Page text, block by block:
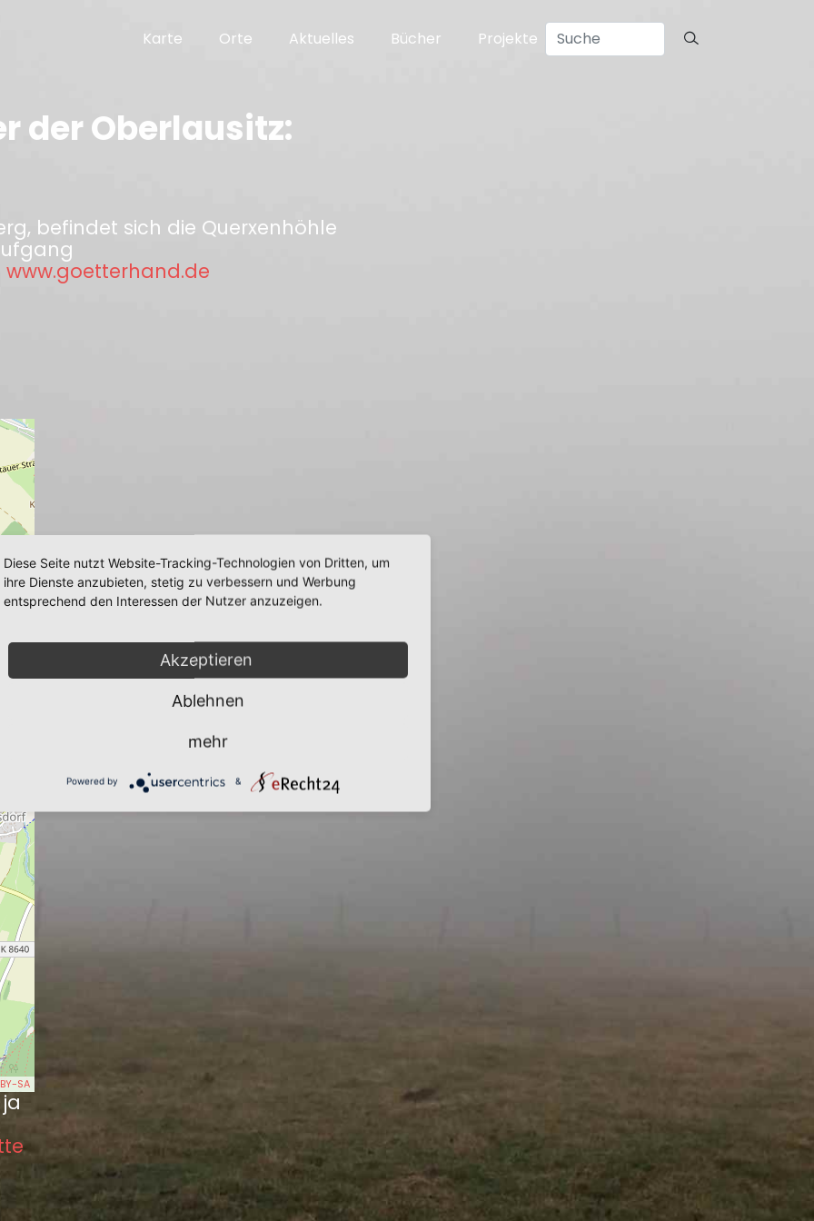
Karte Orte Aktuelles Bücher Projekte
der Oberlausitz:
befindet sich die Querxenhöhle
www.goetterhand.de
SA
Diese Seite nutzt Website-Tracking-Technologien von Dritten, um
ihre Dienste anzubieten, stetig zu verbessern und Werbung
entsprechend den Interessen der Nutzer anzuzeigen.
Akzeptieren
Ablehnen
mehr
Powered by &